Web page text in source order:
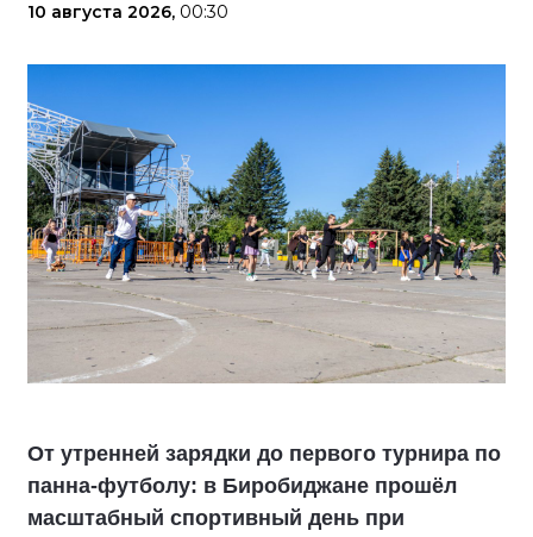
10 августа 2026, 00:30
От утренней зарядки до первого турнира по
панна-футболу: в Биробиджане прошёл
масштабный спортивный день при